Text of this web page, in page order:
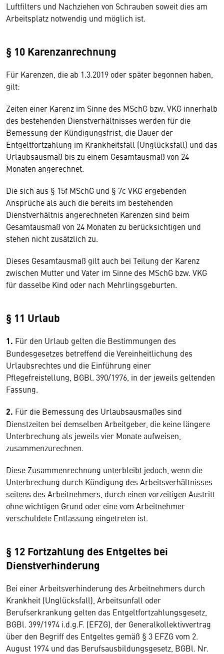
Luftfilters und Nachziehen von Schrauben soweit dies am
Arbeitsplatz notwendig und möglich ist.
§ 10 Karenzanrechnung
Für Karenzen, die ab 1.3.2019 oder später begonnen haben,
gilt:
Zeiten einer Karenz im Sinne des MSchG bzw. VKG innerhalb
des bestehenden Dienstverhältnisses werden für die
Bemessung der Kündigungsfrist, die Dauer der
Entgeltfortzahlung im Krankheitsfall (Unglücksfall) und das
Urlaubsausmaß bis zu einem Gesamtausmaß von 24
Monaten angerechnet.
Die sich aus § 15f MSchG und § 7c VKG ergebenden
Ansprüche als auch die bereits im bestehenden
Dienstverhältnis angerechneten Karenzen sind beim
Gesamtausmaß von 24 Monaten zu berücksichtigen und
stehen nicht zusätzlich zu.
Dieses Gesamtausmaß gilt auch bei Teilung der Karenz
zwischen Mutter und Vater im Sinne des MSchG bzw. VKG
für dasselbe Kind oder nach Mehrlingsgeburten.
§ 11 Urlaub
1. Für den Urlaub gelten die Bestimmungen des
Bundesgesetzes betreffend die Vereinheitlichung des
Urlaubsrechtes und die Einführung einer
Pflegefreistellung, BGBl. 390/1976, in der jeweils geltenden
Fassung.
2. Für die Bemessung des Urlaubsausmaßes sind
Dienstzeiten bei demselben Arbeitgeber, die keine längere
Unterbrechung als jeweils vier Monate aufweisen,
zusammenzurechnen.
Diese Zusammenrechnung unterbleibt jedoch, wenn die
Unterbrechung durch Kündigung des Arbeitsverhältnisses
seitens des Arbeitnehmers, durch einen vorzeitigen Austritt
ohne wichtigen Grund oder eine vom Arbeitnehmer
verschuldete Entlassung eingetreten ist.
§ 12 Fortzahlung des Entgeltes bei
Dienstverhinderung
Bei einer Arbeitsverhinderung des Arbeitnehmers durch
Krankheit (Unglücksfall), Arbeitsunfall oder
Berufserkrankung gelten das Entgeltfortzahlungsgesetz,
BGBl. 399/1974 i.d.g.F. (EFZG), der Generalkollektivvertrag
über den Begriff des Entgeltes gemäß § 3 EFZG vom 2.
August 1974 und das Berufsausbildungsgesetz, BGBl. Nr.